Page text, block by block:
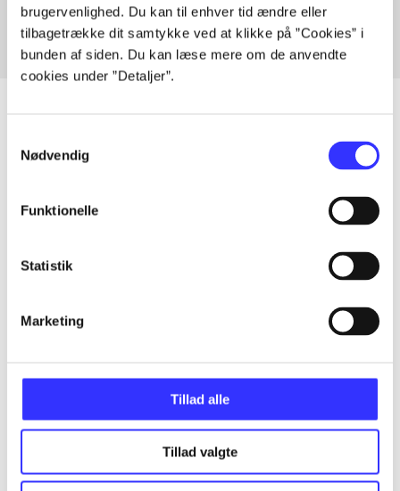
brugervenlighed. Du kan til enhver tid ændre eller
tilbagetrække dit samtykke ved at klikke på ”Cookies” i
bunden af siden. Du kan læse mere om de anvendte
cookies under ”Detaljer”.
Nødvendig
Funktionelle
Statistik
Marketing
Tillad alle
Tillad valgte
Artikler
...